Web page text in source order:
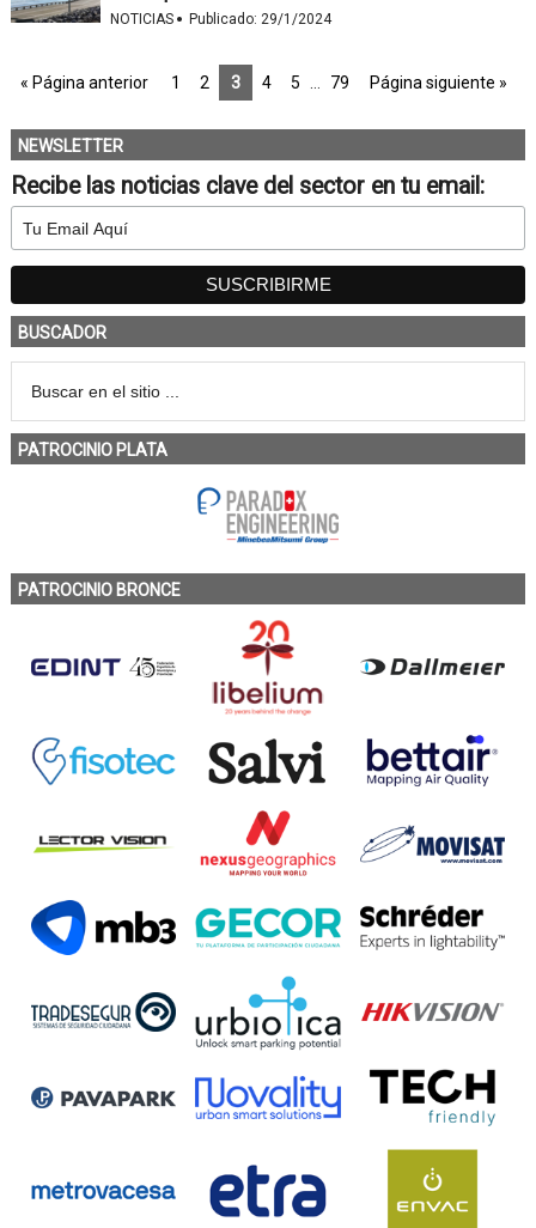
NOTICIAS · Publicado: 29/1/2024
« Página anterior 1 2 3 4 5 79 Página siguiente »
NEWSLETTER
Recibe las noticias clave del sector en tu email:
BUSCADOR
PATROCINIO PLATA
PATROCINIO BRONCE